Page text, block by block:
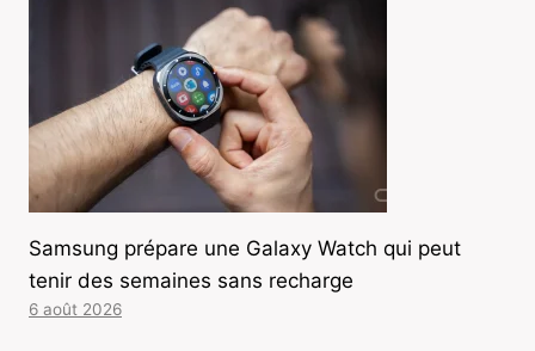
Samsung prépare une Galaxy Watch qui peut
tenir des semaines sans recharge
6 août 2026